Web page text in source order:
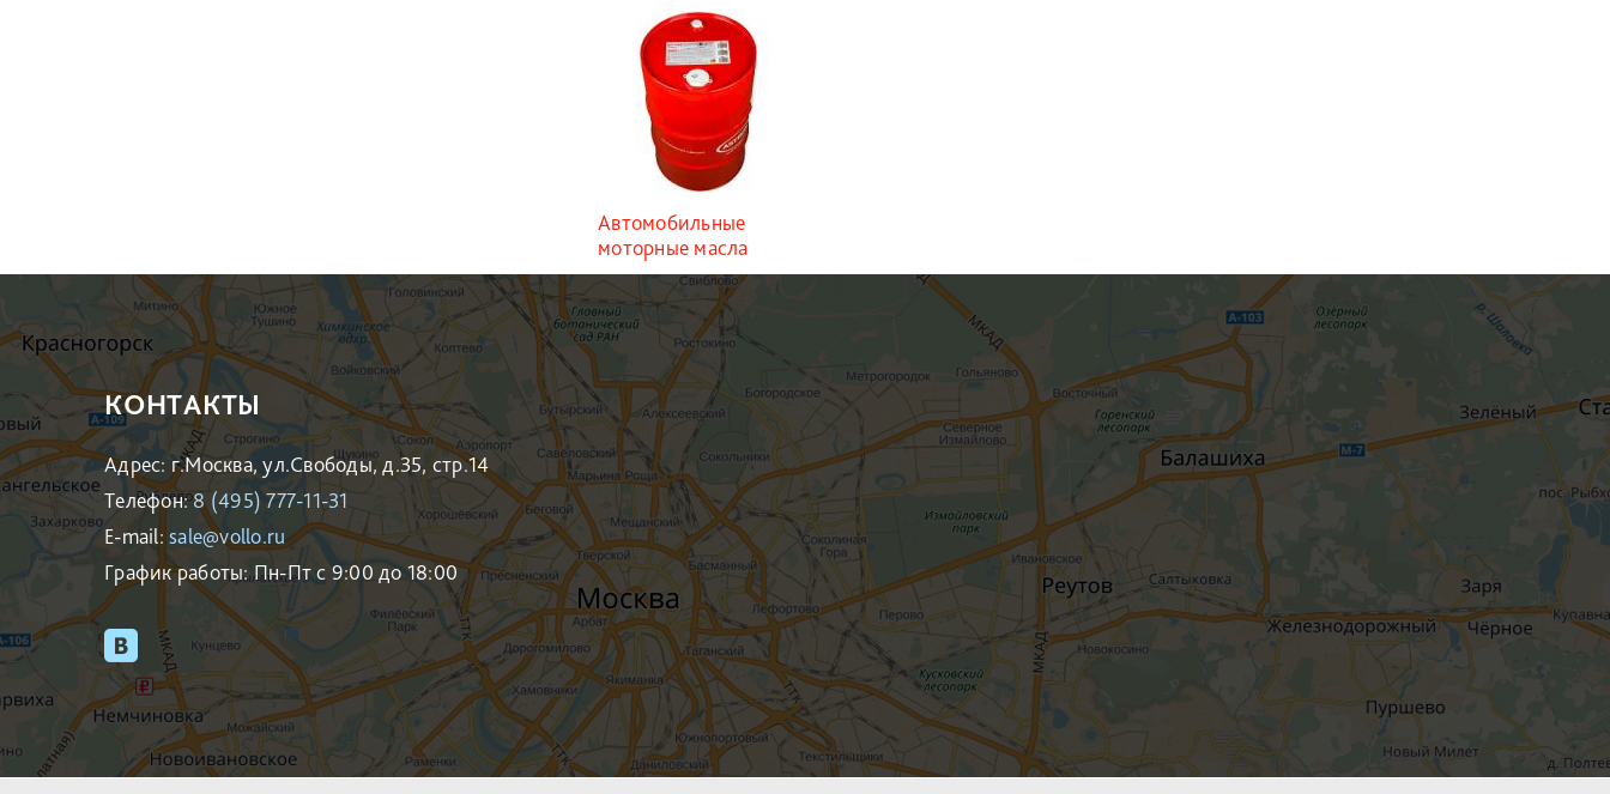
Автомобильные
моторные масла
КОНТАКТЫ
Адрес: г.Москва, ул.Свободы, д.35, стр.14
Телефон:8 (495) 777-11-31
E-mail: sale@vollo.ru
График работы: Пн-Пт с 9:00 до 18:00